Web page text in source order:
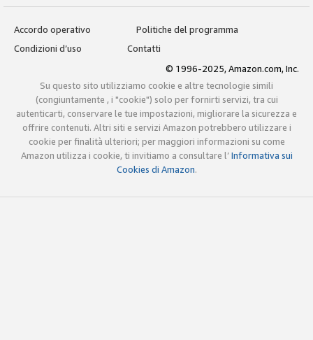
Accordo operativo
Politiche del programma
Condizioni d’uso
Contatti
© 1996-2025, Amazon.com, Inc.
Su questo sito utilizziamo cookie e altre tecnologie simili
(congiuntamente , i "cookie") solo per fornirti servizi, tra cui
autenticarti, conservare le tue impostazioni, migliorare la sicurezza e
offrire contenuti. Altri siti e servizi Amazon potrebbero utilizzare i
cookie per finalità ulteriori; per maggiori informazioni su come
Amazon utilizza i cookie, ti invitiamo a consultare l’Informativa sui
Cookies di Amazon.